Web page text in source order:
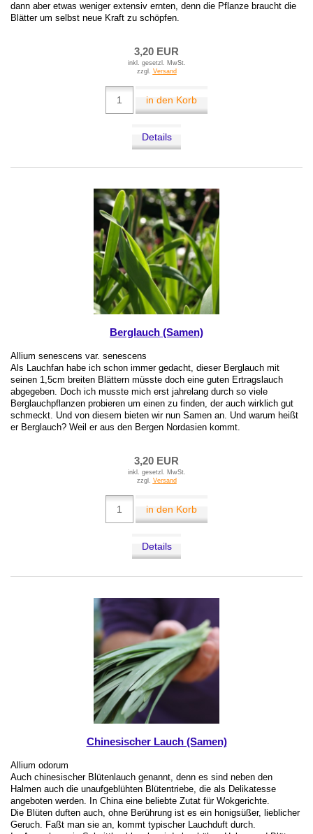
dann aber etwas weniger extensiv ernten, denn die Pflanze braucht die
Blätter um selbst neue Kraft zu schöpfen.
3,20 EUR
inkl. gesetzl. MwSt.
zzgl. Versand
in den Korb
Details
Berglauch (Samen)
Allium senescens var. senescens
Als Lauchfan habe ich schon immer gedacht, dieser Berglauch mit
seinen 1,5cm breiten Blättern müsste doch eine guten Ertragslauch
abgegeben. Doch ich musste mich erst jahrelang durch so viele
Berglauchpflanzen probieren um einen zu finden, der auch wirklich gut
schmeckt. Und von diesem bieten wir nun Samen an. Und warum heißt
er Berglauch? Weil er aus den Bergen Nordasien kommt.
3,20 EUR
inkl. gesetzl. MwSt.
zzgl. Versand
in den Korb
Details
Chinesischer Lauch (Samen)
Allium odorum
Auch chinesischer Blütenlauch genannt, denn es sind neben den
Halmen auch die unaufgeblühten Blütentriebe, die als Delikatesse
angeboten werden. In China eine beliebte Zutat für Wokgerichte.
Die Blüten duften auch, ohne Berührung ist es ein honigsüßer, lieblicher
Geruch. Faßt man sie an, kommt typischer Lauchduft durch.